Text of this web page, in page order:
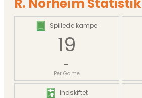
Spillede kampe
19
-
Per Game
Indskiftet